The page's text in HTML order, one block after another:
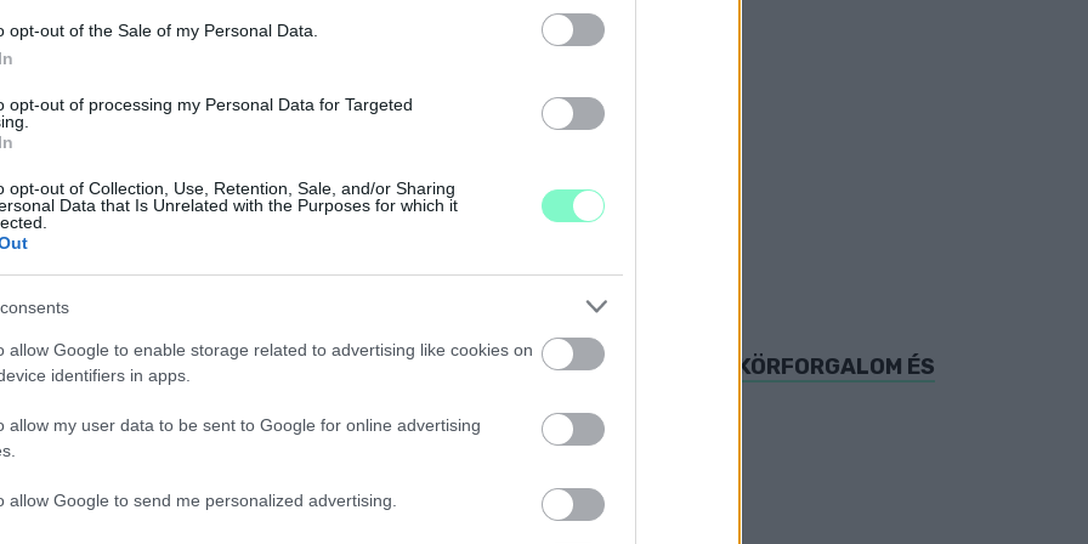
opt-out of the Sale of my Personal Data.
opt-out of processing my Personal Data for Targeted
opt-out of Collection, Use, Retention, Sale, and/or Sharing
Data that Is Unrelated with the Purposes for which it
allow Google to enable storage related to advertising like cookies on
identifiers in apps.
allow my user data to be sent to Google for online advertising
allow Google to send me personalized advertising.
számtani torlódásra.
TELJES ÚTLEZÁRÁS VAN ÉRVÉNYBEN
LESZ SZOMBATHELYEN A 87-ES FŐÚT METRO KÖRFORGALOM ÉS
SZAKASZÁN